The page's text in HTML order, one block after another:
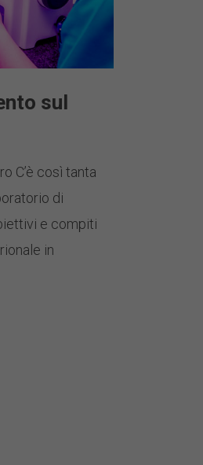
sul
C’è così tanta
di
e compiti
in